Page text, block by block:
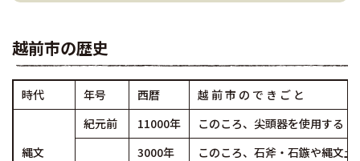
越前市の歴史
時代 年号 西暦 越 前 市 の で き ご と
縄文
紀元前 11000年
このころ、尖頭器を使用する（
3000年
このころ、石斧・石鏃や縄文